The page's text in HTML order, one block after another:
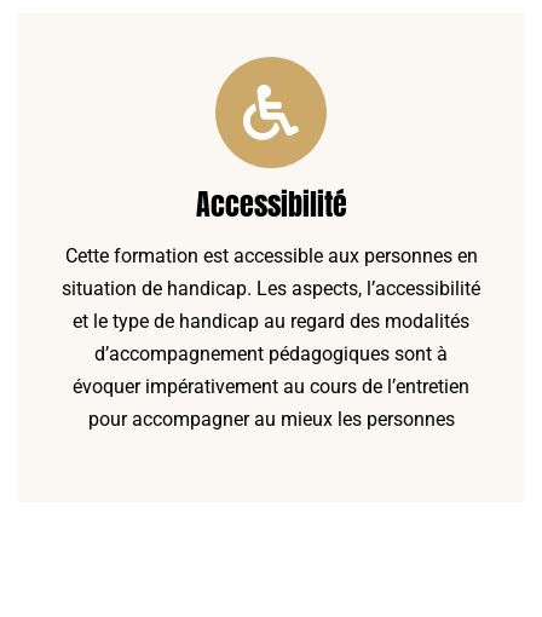
Accessibilité
Cette formation est accessible aux personnes en
situation de handicap. Les aspects, l’accessibilité
et le type de handicap au regard des modalités
d’accompagnement pédagogiques sont à
évoquer impérativement au cours de l’entretien
pour accompagner au mieux les personnes